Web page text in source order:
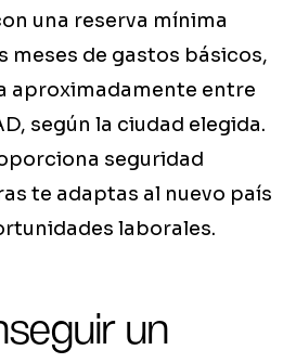
una reserva mínima
meses de gastos básicos,
aproximadamente entre
según la ciudad elegida.
seguridad
te adaptas al nuevo país
laborales.
un